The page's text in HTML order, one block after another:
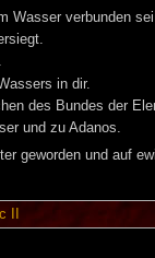
Wasser verbunden sei
in dir.
des Bundes der
und zu Adanos.
geworden und auf
II